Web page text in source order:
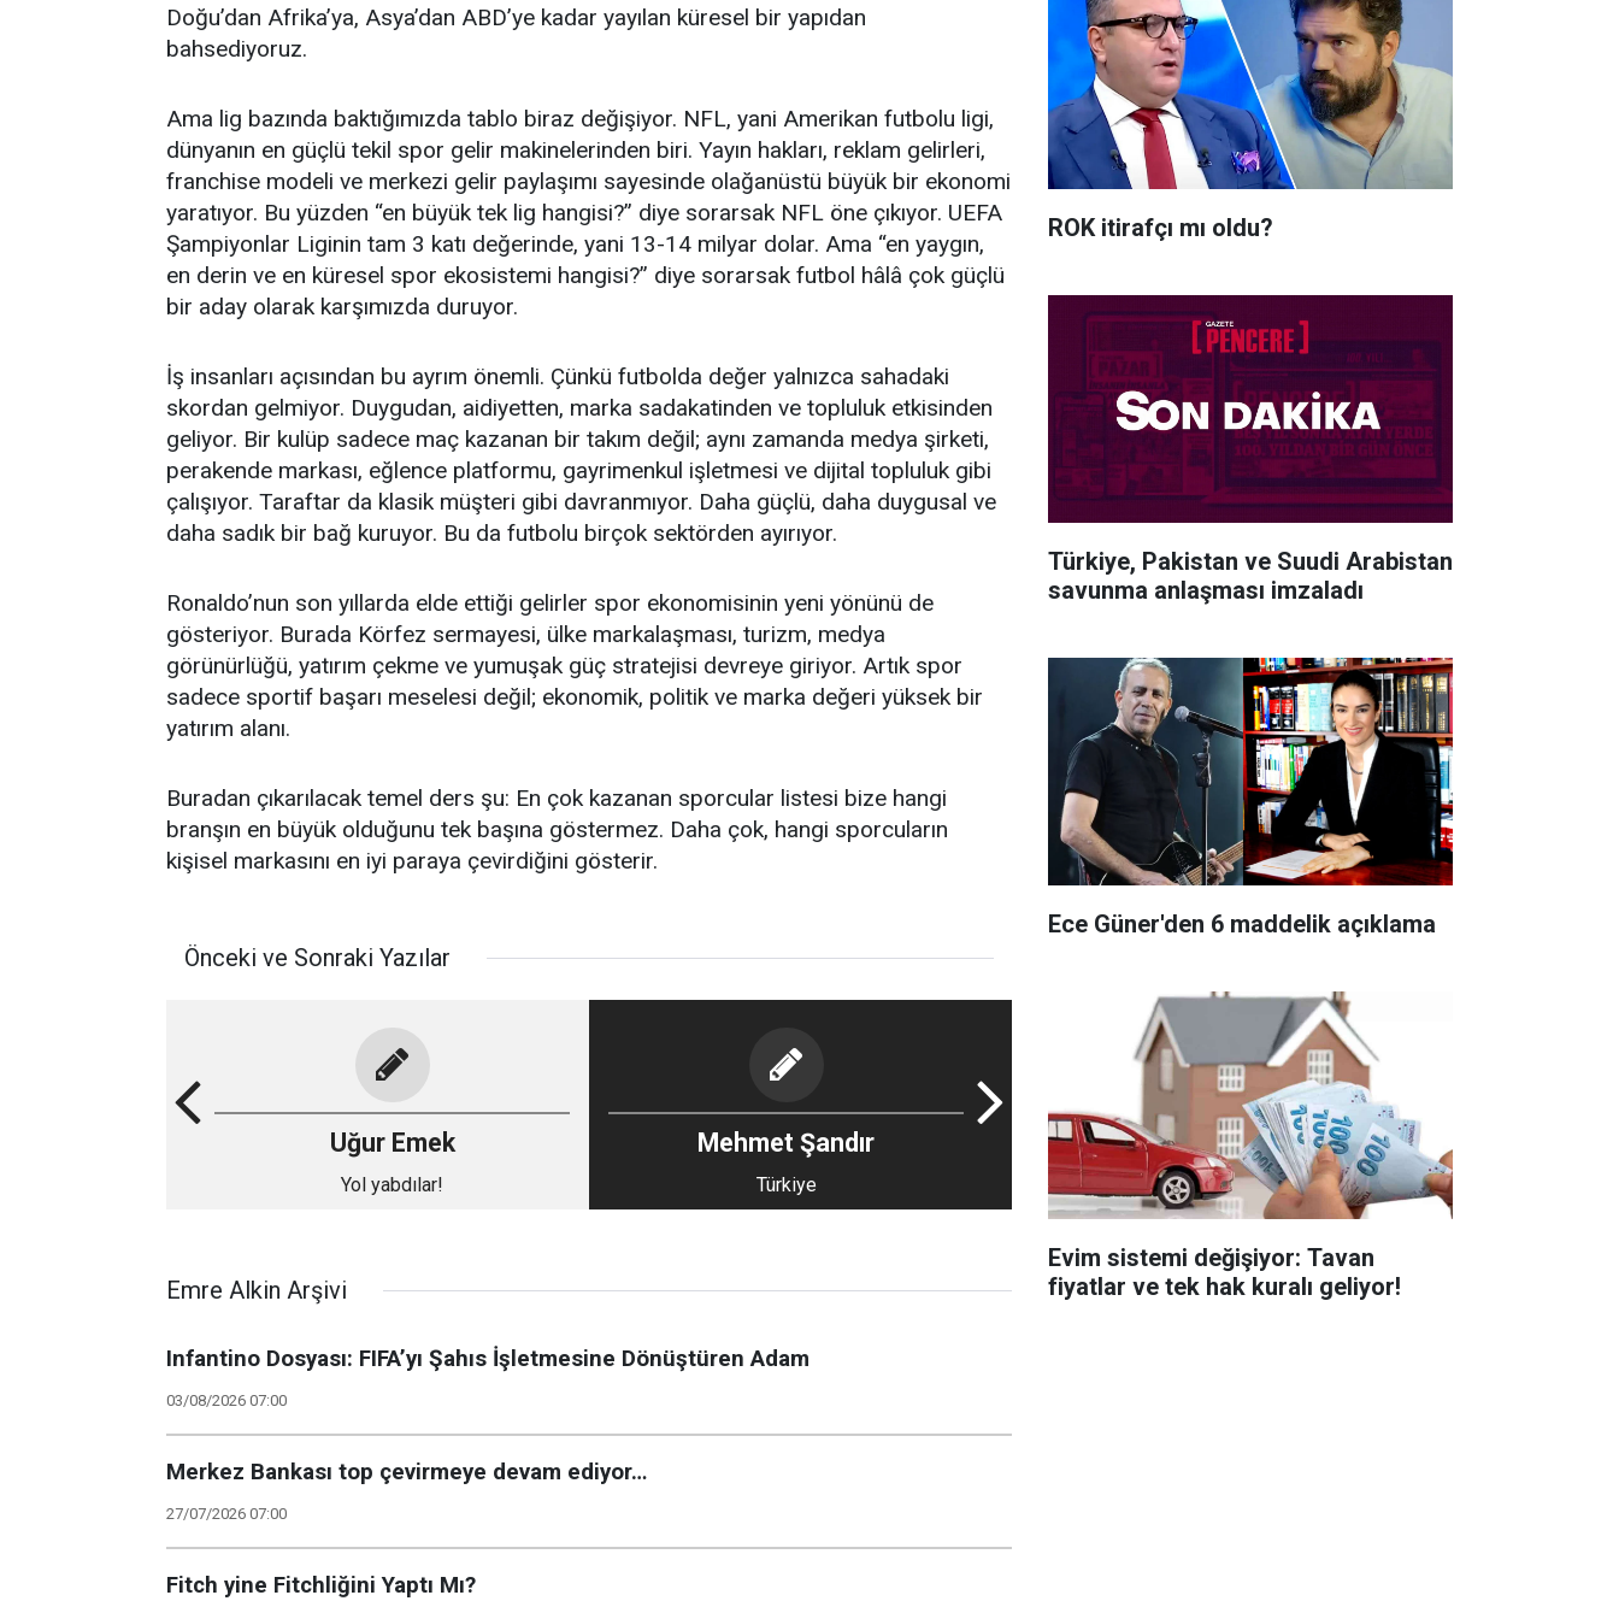
Doğu’dan Afrika’ya, Asya’dan ABD’ye kadar yayılan küresel bir yapıdan
bahsediyoruz.
Ama lig bazında baktığımızda tablo biraz değişiyor. NFL, yani Amerikan futbolu ligi,
dünyanın en güçlü tekil spor gelir makinelerinden biri. Yayın hakları, reklam gelirleri,
franchise modeli ve merkezi gelir paylaşımı sayesinde olağanüstü büyük bir ekonomi
yaratıyor. Bu yüzden “en büyük tek lig hangisi?” diye sorarsak NFL öne çıkıyor. UEFA
Şampiyonlar Liginin tam 3 katı değerinde, yani 13-14 milyar dolar. Ama “en yaygın,
en derin ve en küresel spor ekosistemi hangisi?” diye sorarsak futbol hâlâ çok güçlü
bir aday olarak karşımızda duruyor.
İş insanları açısından bu ayrım önemli. Çünkü futbolda değer yalnızca sahadaki
skordan gelmiyor. Duygudan, aidiyetten, marka sadakatinden ve topluluk etkisinden
geliyor. Bir kulüp sadece maç kazanan bir takım değil; aynı zamanda medya şirketi,
perakende markası, eğlence platformu, gayrimenkul işletmesi ve dijital topluluk gibi
çalışıyor. Taraftar da klasik müşteri gibi davranmıyor. Daha güçlü, daha duygusal ve
daha sadık bir bağ kuruyor. Bu da futbolu birçok sektörden ayırıyor.
Ronaldo’nun son yıllarda elde ettiği gelirler spor ekonomisinin yeni yönünü de
gösteriyor. Burada Körfez sermayesi, ülke markalaşması, turizm, medya
görünürlüğü, yatırım çekme ve yumuşak güç stratejisi devreye giriyor. Artık spor
sadece sportif başarı meselesi değil; ekonomik, politik ve marka değeri yüksek bir
yatırım alanı.
Buradan çıkarılacak temel ders şu: En çok kazanan sporcular listesi bize hangi
branşın en büyük olduğunu tek başına göstermez. Daha çok, hangi sporcuların
kişisel markasını en iyi paraya çevirdiğini gösterir.
Önceki ve Sonraki Yazılar
Uğur Emek
Yol yabdılar!
Mehmet Şandır
Türkiye
Emre Alkin Arşivi
Infantino Dosyası: FIFA’yı Şahıs İşletmesine Dönüştüren Adam
03/08/2026 07:00
Merkez Bankası top çevirmeye devam ediyor…
27/07/2026 07:00
Fitch yine Fitchliğini Yaptı Mı?
ROK itirafçı mı oldu?
Türkiye, Pakistan ve Suudi Arabistan
savunma anlaşması imzaladı
Ece Güner'den 6 maddelik açıklama
Evim sistemi değişiyor: Tavan
fiyatlar ve tek hak kuralı geliyor!